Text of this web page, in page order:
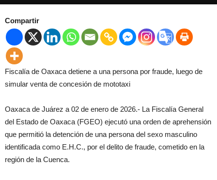
Compartir
Fiscalía de Oaxaca detiene a una persona por fraude, luego de
simular venta de concesión de mototaxi
Oaxaca de Juárez a 02 de enero de 2026.- La Fiscalía General
del Estado de Oaxaca (FGEO) ejecutó una orden de aprehensión
que permitió la detención de una persona del sexo masculino
identificada como E.H.C., por el delito de fraude, cometido en la
región de la Cuenca.